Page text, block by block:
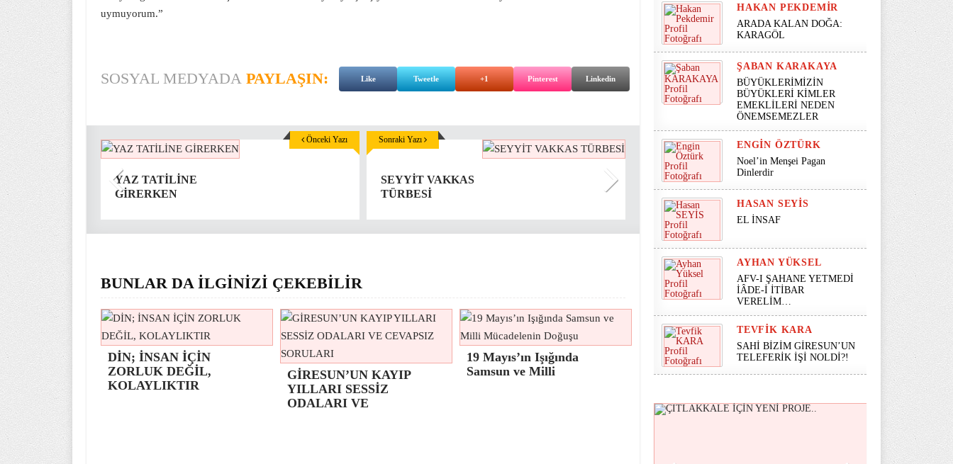
uymuyorum.”
SOSYAL MEDYADA PAYLAŞIN: Like Tweetle +1 Pinterest Linkedin
YAZ TATİLİNE
GİRERKEN
Önceki Yazı
SEYYİT VAKKAS
TÜRBESİ
Sonraki Yazı
BUNLAR DA İLGİNİZİ ÇEKEBİLİR
DİN; İNSAN İÇİN
ZORLUK DEĞİL,
KOLAYLIKTIR
GİRESUN’UN KAYIP
YILLARI SESSİZ
ODALARI VE
19 Mayıs’ın Işığında
Samsun ve Milli
HAKAN PEKDEMIR
ARADA KALAN DOĞA:
KARAGÖL
ŞABAN KARAKAYA
BÜYÜKLERİMİZİN
BÜYÜKLERİ KİMLER
EMEKLİLERİ NEDEN
ÖNEMSEMEZLER
ENGIN ÖZTÜRK
Noel’in Menşei Pagan
Dinlerdir
HASAN SEYİS
EL İNSAF
AYHAN YÜKSEL
AFV-I ŞAHANE YETMEDİ
İÂDE-İ İTİBAR
VERELİM…
TEVFIK KARA
SAHİ BİZİM GİRESUN’UN
TELEFERİK İŞİ NOLDİ?!